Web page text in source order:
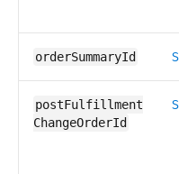
orderSummaryId
postFulfillment​
ChangeOrderId